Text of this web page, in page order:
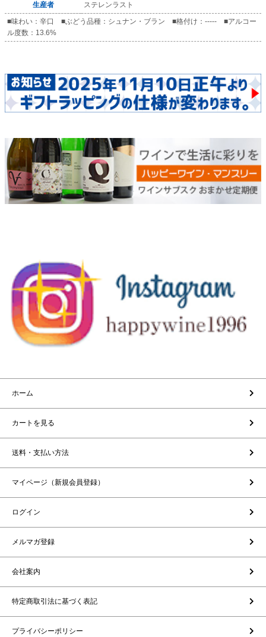
生産者
ステレンラスト
■味わい：辛口 ■ぶどう品種：シュナン・ブラン ■格付け：----- ■アルコー
ル度数：13.6%
ホーム
カートを見る
送料・支払い方法
マイページ（新規会員登録）
ログイン
メルマガ登録
会社案内
特定商取引法に基づく表記
プライバシーポリシー